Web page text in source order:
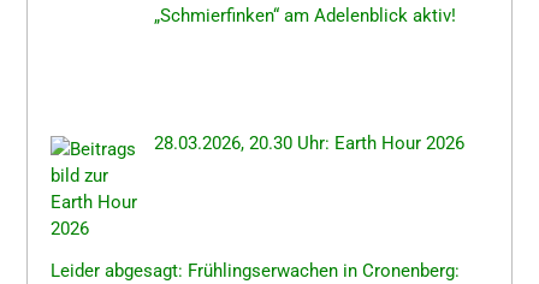
„Schmier­fin­ken“ am Adelen­blick aktiv!
28.03.2026, 20.30 Uhr: Earth Hour 2026
Leider abgesagt: Frühlings­er­wa­chen in Cronen­berg: